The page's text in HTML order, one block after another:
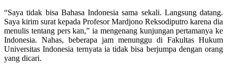
“Saya tidak bisa Bahasa Indonesia sama sekali. Langsung datang.
Saya kirim surat kepada Profesor Mardjono Reksodiputro karena dia
menulis tentang pers kan,” ia mengenang kunjungan pertamanya ke
Indonesia. Nahas, beberapa jam menunggu di Fakultas Hukum
Universitas Indonesia ternyata ia tidak bisa berjumpa dengan orang
yang dicari.